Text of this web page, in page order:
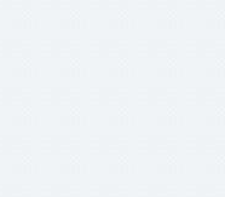
погашение. При
задолженности (10